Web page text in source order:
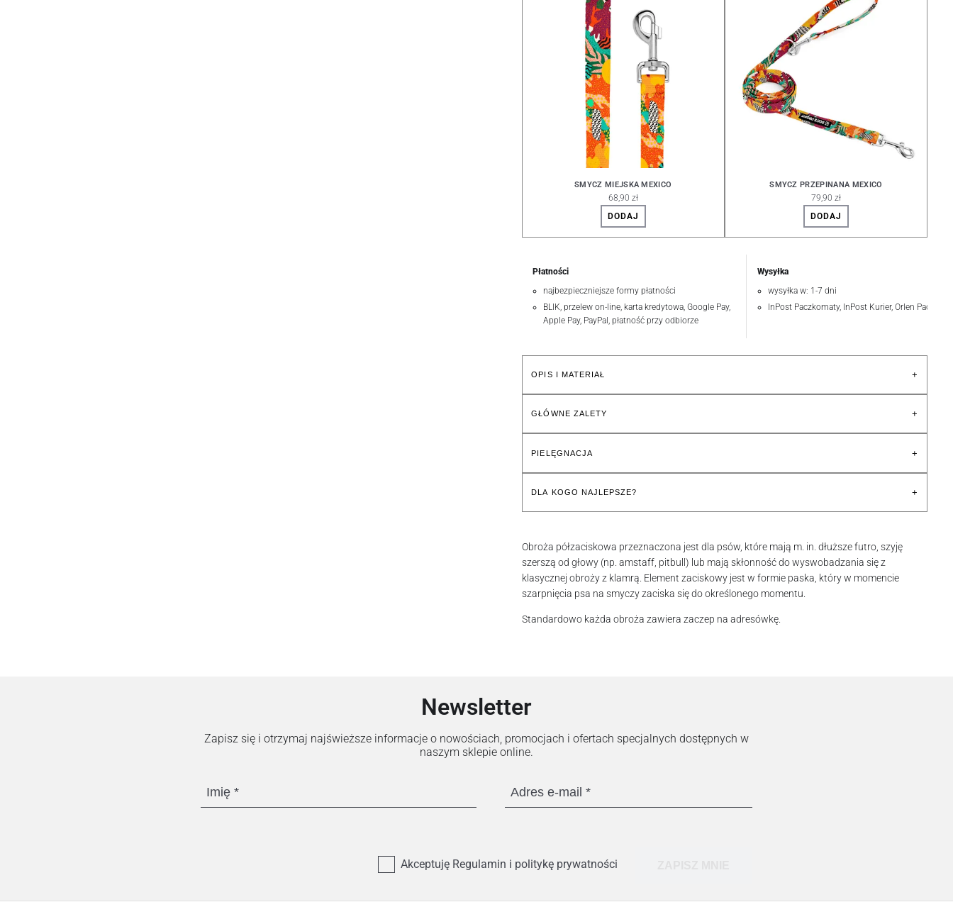
SMYCZ MIEJSKA MEXICO
68,90 zł
DODAJ
SMYCZ PRZEPINANA MEXICO
79,90 zł
DODAJ
Płatności
najbezpieczniejsze formy płatności
BLIK, przelew on-line, karta kredytowa, Google Pay,
Apple Pay, PayPal, płatność przy odbiorze
Wysyłka
wysyłka w: 1-7 dni
InPost Paczkomaty, InPost Kurier, Orlen Paczka
OPIS I MATERIAŁ +
GŁÓWNE ZALETY +
PIELĘGNACJA +
DLA KOGO NAJLEPSZE? +
Obroża półzaciskowa przeznaczona jest dla psów, które mają m. in. dłuższe futro, szyję
szerszą od głowy (np. amstaff, pitbull) lub mają skłonność do wyswobadzania się z
klasycznej obroży z klamrą. Element zaciskowy jest w formie paska, który w momencie
szarpnięcia psa na smyczy zaciska się do określonego momentu.
Standardowo każda obroża zawiera zaczep na adresówkę.
Newsletter
Zapisz się i otrzymaj najświeższe informacje o nowościach, promocjach i ofertach specjalnych dostępnych w
naszym sklepie online.
Imię Adres e-mail
Akceptuję Regulamin i politykę prywatności